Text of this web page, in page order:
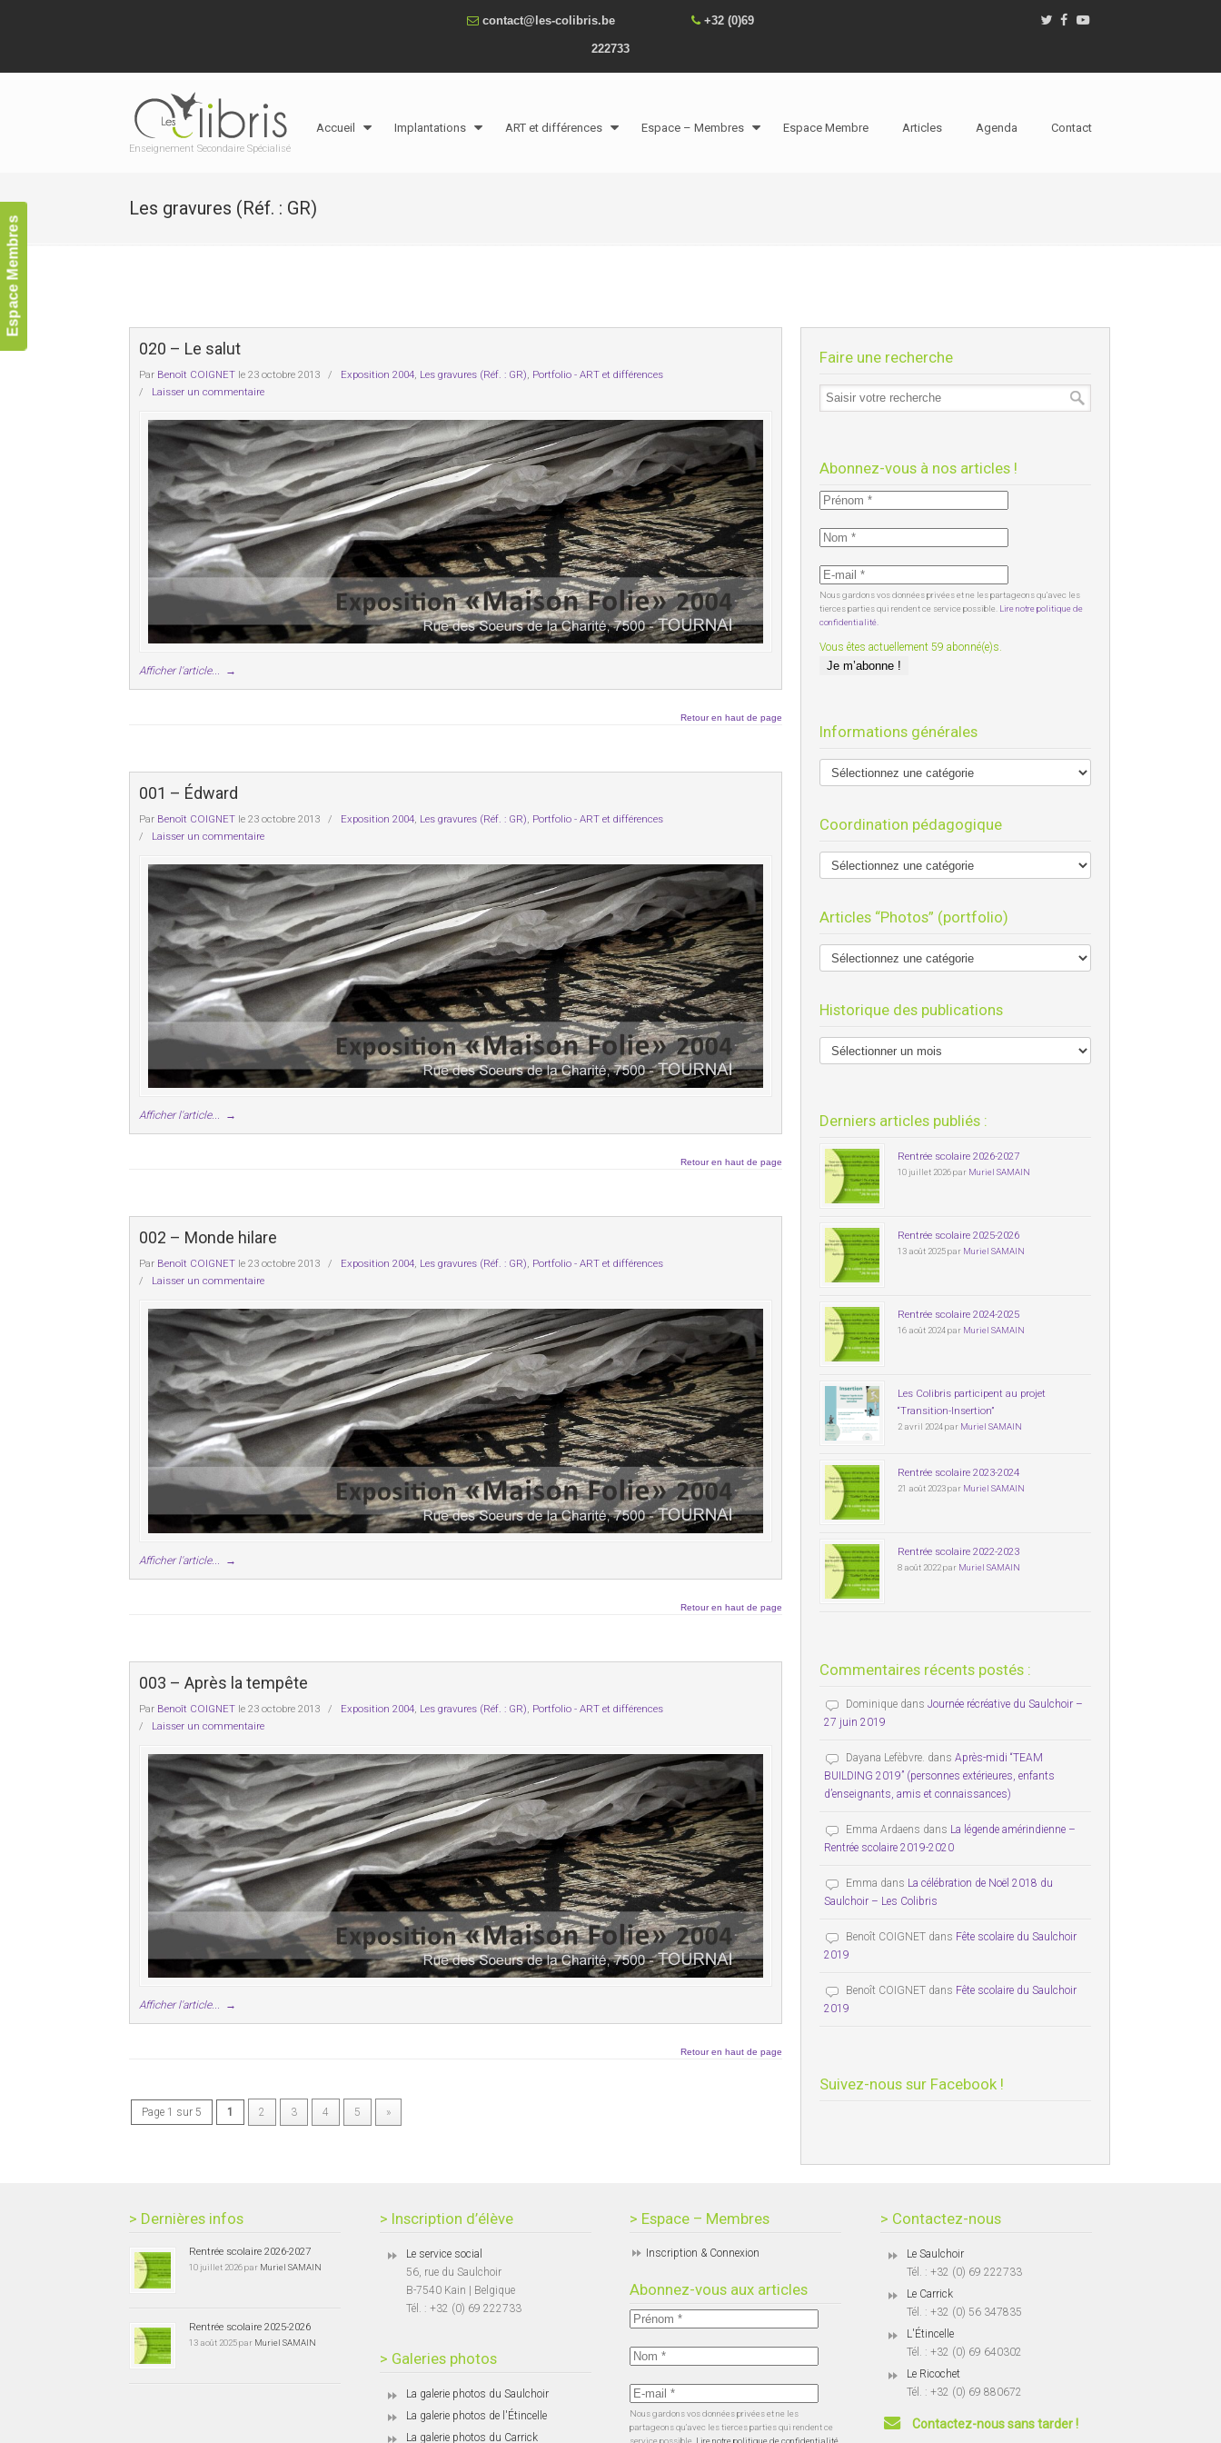
Espace Membres
contact@les-colibris.be +32 (0)69
222733
Enseignement Secondaire Spécialisé
Accueil Implantations ART et différences Espace – Membres Espace Membre Articles Agenda Contact
Les gravures (Réf. : GR)
020 – Le salut
Par Benoît COIGNET le 23 octobre 2013 / Exposition 2004, Les gravures (Réf. : GR), Portfolio - ART et différences
/ Laisser un commentaire
Afficher l'article... →
Retour en haut de page
001 – Édward
Par Benoît COIGNET le 23 octobre 2013 / Exposition 2004, Les gravures (Réf. : GR), Portfolio - ART et différences
/ Laisser un commentaire
Afficher l'article... →
Retour en haut de page
002 – Monde hilare
Par Benoît COIGNET le 23 octobre 2013 / Exposition 2004, Les gravures (Réf. : GR), Portfolio - ART et différences
/ Laisser un commentaire
Afficher l'article... →
Retour en haut de page
003 – Après la tempête
Par Benoît COIGNET le 23 octobre 2013 / Exposition 2004 Les gravures (Réf. : GR) Portfolio - ART et différences
/ Laisser un commentaire
Afficher l'article... →
Retour en haut de page
Page 1 sur 5 1 2 3 4 5 »
Faire une recherche
Abonnez-vous à nos articles !
Nous gardons vos données privées et ne les partageons qu’avec les
tierces parties qui rendent ce service possible. Lire notre politique de
confidentialité.
Vous êtes actuellement 59 abonné(e)s.
Informations générales
Coordination pédagogique
Articles “Photos” (portfolio)
Historique des publications
Derniers articles publiés :
Rentrée scolaire 2026-2027
10 juillet 2026 par Muriel SAMAIN
Rentrée scolaire 2025-2026
13 août 2025 par Muriel SAMAIN
Rentrée scolaire 2024-2025
16 août 2024 par Muriel SAMAIN
Les Colibris participent au projet
“Transition-Insertion”
2 avril 2024 par Muriel SAMAIN
Rentrée scolaire 2023-2024
21 août 2023 par Muriel SAMAIN
Rentrée scolaire 2022-2023
8 août 2022 par Muriel SAMAIN
Commentaires récents postés :
Dominique dans Journée récréative du Saulchoir –
27 juin 2019
Dayana Lefèbvre. dans Après-midi “TEAM
BUILDING 2019” (personnes extérieures, enfants
d’enseignants, amis et connaissances)
Emma Ardaens dans La légende amérindienne –
Rentrée scolaire 2019-2020
Emma dans La célébration de Noël 2018 du
Saulchoir – Les Colibris
Benoît COIGNET dans Fête scolaire du Saulchoir
2019
Benoît COIGNET dans Fête scolaire du Saulchoir
2019
Suivez-nous sur Facebook !
> Dernières infos
Rentrée scolaire 2026-2027
10 juillet 2026 par Muriel SAMAIN
Rentrée scolaire 2025-2026
13 août 2025 par Muriel SAMAIN
> Inscription d’élève
Le service social
56, rue du Saulchoir
B-7540 Kain | Belgique
Tél. : +32 (0) 69 222733
> Galeries photos
La galerie photos du Saulchoir
La galerie photos de l'Étincelle
La galerie photos du Carrick
> Espace – Membres
Inscription & Connexion
Abonnez-vous aux articles
Nous gardons vos données privées et ne les
partageons qu’avec les tierces parties qui rendent ce
service possible. Lire notre politique de confidentialité.
> Contactez-nous
Le Saulchoir
Tél. : +32 (0) 69 222733
Le Carrick
Tél. : +32 (0) 56 347835
L'Étincelle
Tél. : +32 (0) 69 640302
Le Ricochet
Tél. : +32 (0) 69 880672
Contactez-nous sans tarder !